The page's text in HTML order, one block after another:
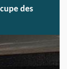
des